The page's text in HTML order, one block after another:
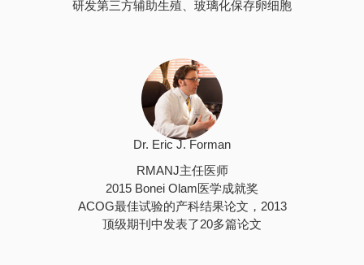
研发第三方辅助生殖、玻璃化保存卵细胞
Dr. Eric J. Forman
RMANJ主任医师
2015 Bonei Olam医学成就奖
ACOG最佳试验的产科结果论文，2013
顶级期刊中发表了20多篇论文